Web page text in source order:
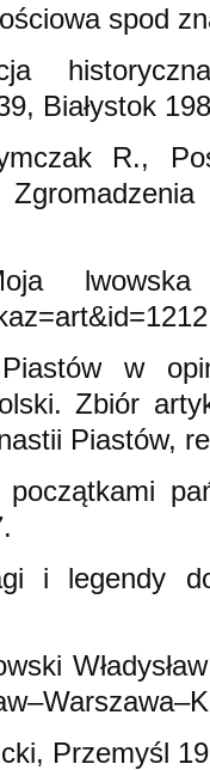
spod
Białystok
R.,
lwowska
w
Zbiór
Piastów,
i legendy
Przemyśl